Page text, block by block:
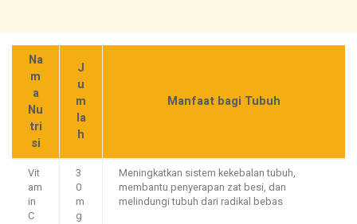
Na
m
a
Nu
tri
si
J
u
m
la
h
Manfaat bagi Tubuh
Vit
am
in
C
3
0
m
g
Meningkatkan sistem kekebalan tubuh,
membantu penyerapan zat besi, dan
melindungi tubuh dari radikal bebas